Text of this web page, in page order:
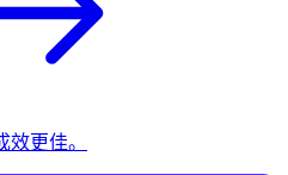
更佳。